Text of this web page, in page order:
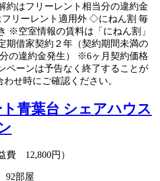
はフリーレント相当分の違約金
リーレント適用外 ◇にねん割 毎
※空室情報の賃料は「にねん割」
期借家契約２年（契約期間未満の
の違約金発生） ※6ヶ月契約価格
ペーンは予告なく終了することが
せ時にご確認ください。
青葉台 シェアハウス
費 12,800円）
部屋